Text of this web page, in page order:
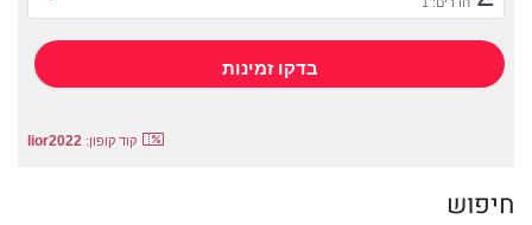
קוד קופון: lior2022
חיפוש